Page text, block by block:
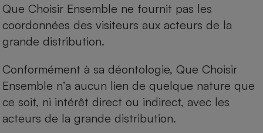
Que Choisir Ensemble ne fournit pas les
coordonnées des visiteurs aux acteurs de la
grande distribution.
Conformément à sa déontologie, Que Choisir
Ensemble n’a aucun lien de quelque nature que
ce soit, ni intérêt direct ou indirect, avec les
acteurs de la grande distribution.